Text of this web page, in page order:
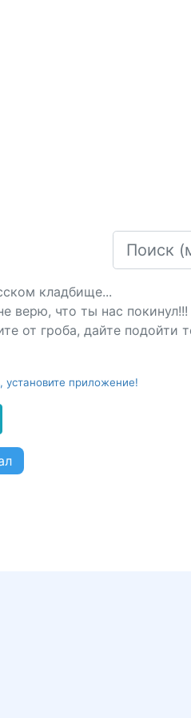
кладбище...
верю, что ты нас покинул!!!
от гроба, дайте подойти
установите приложение!